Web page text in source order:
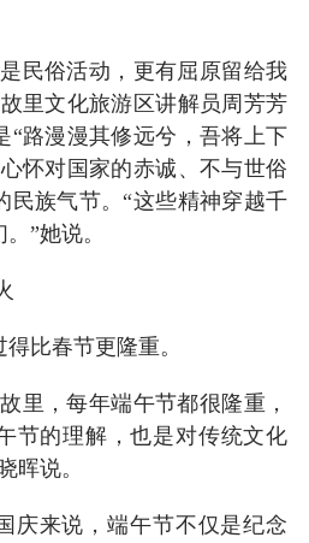
民俗活动，更有屈原留给我
里文化旅游区讲解员周芳芳
“路漫漫其修远兮，吾将上下
怀对国家的赤诚、不与世俗
民族气节。“这些精神穿越千
”她说。
比春节更隆重。
里，每年端午节都很隆重，
节的理解，也是对传统文化
晖说。
庆来说，端午节不仅是纪念